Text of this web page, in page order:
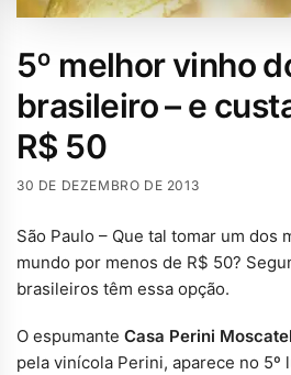
5º melhor vinho
brasileiro – e
R$ 50
30 DE DEZEMBRO DE 2013
São Paulo – Que tal tomar um dos
mundo por menos de R$ 50?
brasileiros têm essa opção.
O espumante Casa Perini Moscatel
pela vinícola Perini, aparece no 5º